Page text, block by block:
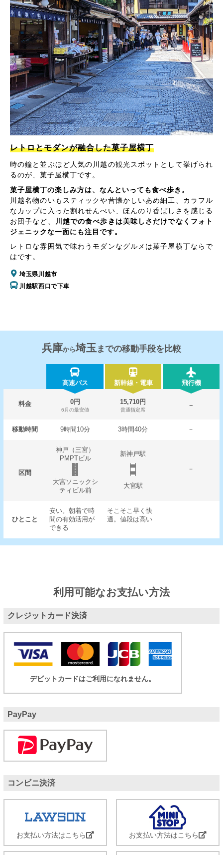
レトロとモダンが融合した菓子屋横丁
時の鐘と並ぶほど人気の川越の観光スポットとして挙げられ
るのが、菓子屋横丁です。
菓子屋横丁の楽しみ方は、なんといっても食べ歩き。
川越名物のいもスティックや昔懐かしいあめ細工、カラフル
なカップに入った割れせんべい、ほんのり香ばしさを感じる
お団子など、
川越での食べ歩きは美味しさだけでなくフォト
ジェニックな一面にも注目です。
レトロな雰囲気で味わうモダンなグルメは菓子屋横丁ならで
はです。
埼玉県川越市
川越駅西口で下車
兵庫から埼玉 までの移動手段を比較
高速バス 新幹線・電車 飛行機
料金 0円
6月の最安値
15,710円
普通指定席
－
移動時間 9時間10分 3時間40分 －
区間
神戸（三宮）
PMPTビル
新神戸駅
－
大宮ソニックシ
ティビル前
大宮駅
ひとこと
安い。朝着で時
間の有効活用が
できる
そこそこ早く快
適。値段は高い
利用可能なお支払い方法
クレジットカード決済
デビットカードはご利用になれません。
PayPay
コンビニ決済
お支払い方法はこちら お支払い方法はこちら